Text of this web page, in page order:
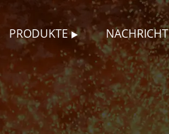
PRODUKTE NACHRICHT